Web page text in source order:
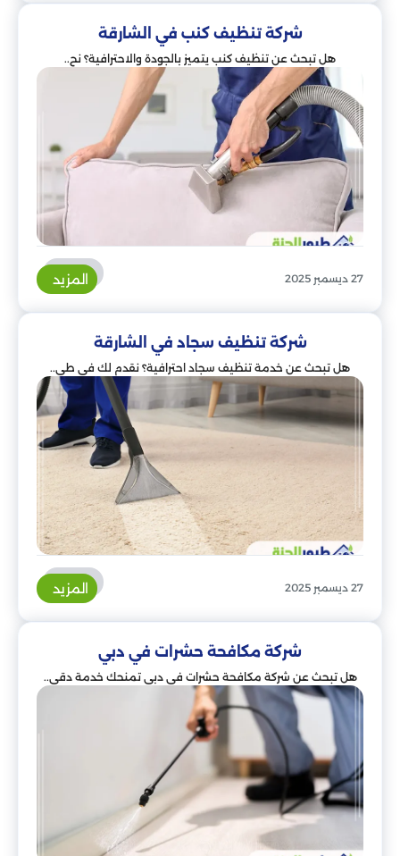
شركة تنظيف كنب في الشارقة
هل تبحث عن تنظيف كنب يتميز بالجودة والاحترافية؟ نح..
27 ديسمبر 2025 المزيد
شركة تنظيف سجاد في الشارقة
هل تبحث عن خدمة تنظيف سجاد احترافية؟ نقدم لك في طي..
27 ديسمبر 2025 المزيد
شركة مكافحة حشرات في دبي
هل تبحث عن شركة مكافحة حشرات في دبي تمنحك خدمة دقي..